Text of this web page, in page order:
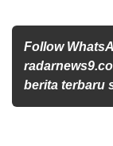
Follow
berita terbaru